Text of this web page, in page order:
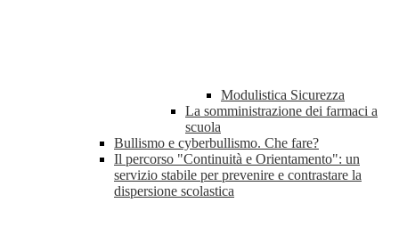
Modulistica Sicurezza
La somministrazione dei farmaci a
scuola
Bullismo e cyberbullismo. Che fare?
Il percorso "Continuità e Orientamento": un
servizio stabile per prevenire e contrastare la
dispersione scolastica